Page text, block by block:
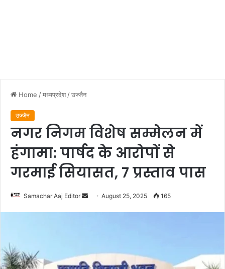
Home /मध्यप्रदेश /उज्जैन
उज्जैन
नगर निगम विशेष सम्मेलन में
हंगामा: पार्षद के आरोपों से
गरमाई सियासत, 7 प्रस्ताव पास
Samachar Aaj Editor
Send August 25, 2025 165